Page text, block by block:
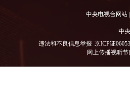
中央电视台网站
中
违法和不良信息举报 京ICP证
网上传播视听